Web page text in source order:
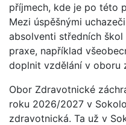
příjmech, kde je po této
Mezi úspěšnými
absolventi středních
praxe, například
doplnit vzdělání v oboru
Obor Zdravotnické
roku 2026/2027 v
zdravotnická. Ta už v